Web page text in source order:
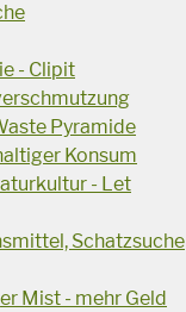
- Clipit
Pyramide
Konsum
- Let
Schatzsuche
Mist - mehr Geld